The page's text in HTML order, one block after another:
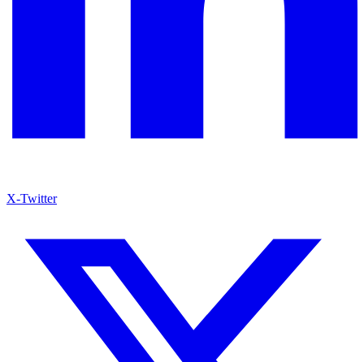
X-Twitter